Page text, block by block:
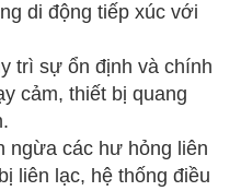
di động tiếp xúc với
trì sự ổn định và chính
cảm, thiết bị quang
ngừa các hư hỏng liên
liên lạc, hệ thống điều